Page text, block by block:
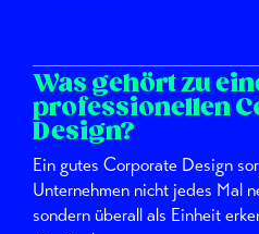
Was gehört zu
professionellen
Design?
Ein gutes Corporate Design
Unternehmen nicht jedes Mal
sondern überall als Einheit